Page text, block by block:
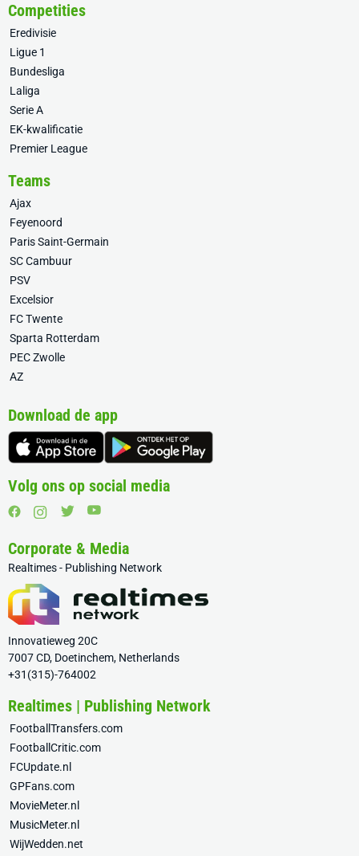
Competities
Eredivisie
Ligue 1
Bundesliga
Laliga
Serie A
EK-kwalificatie
Premier League
Teams
Ajax
Feyenoord
Paris Saint-Germain
SC Cambuur
PSV
Excelsior
FC Twente
Sparta Rotterdam
PEC Zwolle
AZ
Download de app
Volg ons op social media
Corporate & Media
Realtimes - Publishing Network
Innovatieweg 20C
7007 CD, Doetinchem, Netherlands
+31(315)-764002
Realtimes | Publishing Network
FootballTransfers.com
FootballCritic.com
FCUpdate.nl
GPFans.com
MovieMeter.nl
MusicMeter.nl
WijWedden.net